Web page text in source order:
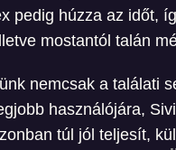
pedig húzza az időt,
mostantól talán
nemcsak a találati
használójára,
túl jól teljesít,